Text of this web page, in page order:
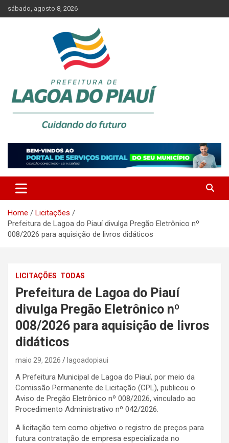
Skip
to
sábado, agosto 8, 2026
PREFEITURA DE LAGOA DO
PIAUÍ
Home
Licitações
Prefeitura de Lagoa do Piauí divulga Pregão Eletrônico nº
008/2026 para aquisição de livros didáticos
LICITAÇÕES TODAS
Prefeitura de Lagoa do Piauí
divulga Pregão Eletrônico nº
008/2026 para aquisição de livros
didáticos
maio 29, 2026 lagoadopiaui
A Prefeitura Municipal de Lagoa do Piauí, por meio da
Comissão Permanente de Licitação (CPL), publicou o
Aviso de Pregão Eletrônico nº 008/2026, vinculado ao
Procedimento Administrativo nº 042/2026.
A licitação tem como objetivo o registro de preços para
futura contratação de empresa especializada no